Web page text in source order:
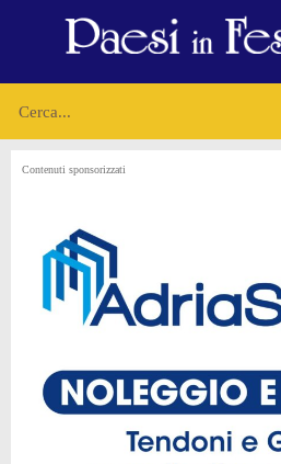
Contenuti sponsorizzati